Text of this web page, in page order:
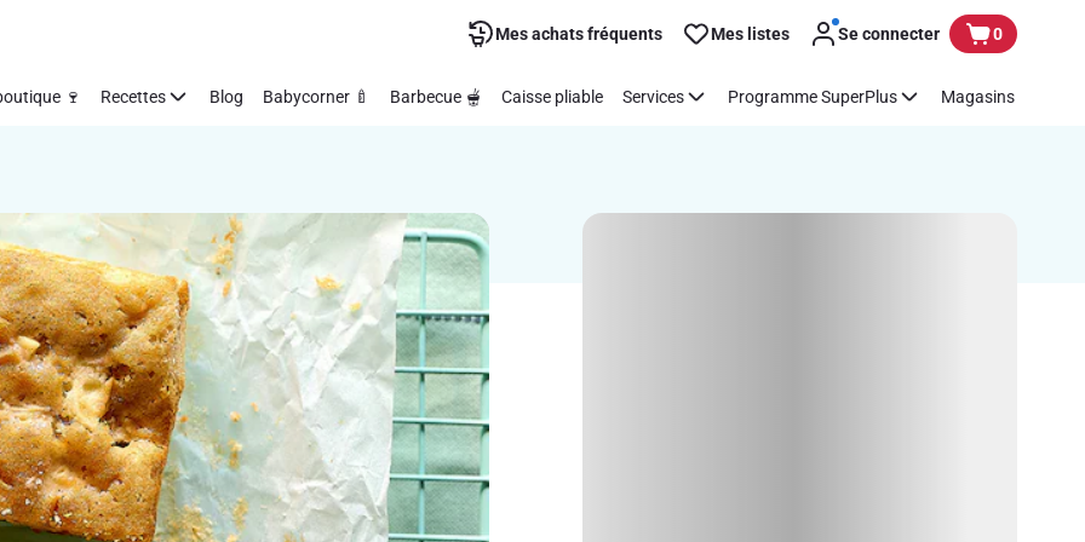
Mes achats fréquents Mes listes Se connecter 0
🍷 Recettes Blog Babycorner 🍼 Barbecue 🫕 Caisse pliable Services Programme SuperPlus Magasins